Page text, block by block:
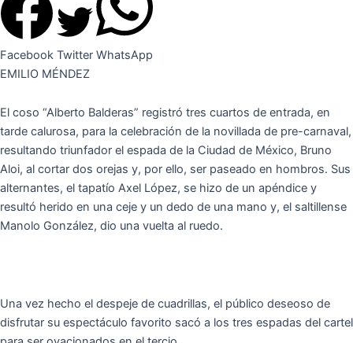
Facebook Twitter WhatsApp
EMILIO MÉNDEZ
El coso “Alberto Balderas” registró tres cuartos de entrada, en
tarde calurosa, para la celebración de la novillada de pre-carnaval,
resultando triunfador el espada de la Ciudad de México, Bruno
Aloi, al cortar dos orejas y, por ello, ser paseado en hombros. Sus
alternantes, el tapatío Axel López, se hizo de un apéndice y
resultó herido en una ceje y un dedo de una mano y, el saltillense
Manolo González, dio una vuelta al ruedo.
Una vez hecho el despeje de cuadrillas, el público deseoso de
disfrutar su espectáculo favorito sacó a los tres espadas del cartel